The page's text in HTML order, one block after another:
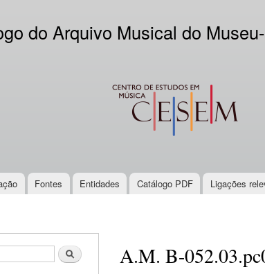
content
do Arquivo Musical do
CESEM
Fontes Entidades Catálogo PDF Ligações
Search A.M. B-